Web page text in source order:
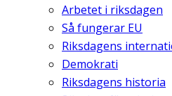
Arbetet i riksdagen
Så fungerar EU
Riksdagens
Demokrati
Riksdagens historia